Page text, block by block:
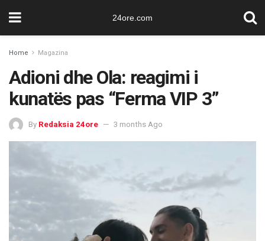
24ore.com
Home Magazina
Adioni dhe Ola: reagimi i
kunatës pas “Ferma VIP 3”
By Redaksia 24ore 3 months Ago